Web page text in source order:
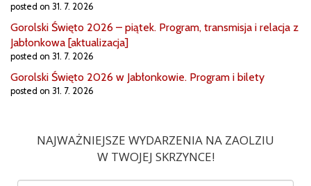
posted on 31. 7. 2026
Gorolski Święto 2026 – piątek. Program, transmisja i relacja z
Jabłonkowa [aktualizacja]
posted on 31. 7. 2026
Gorolski Święto 2026 w Jabłonkowie. Program i bilety
posted on 31. 7. 2026
NAJWAŻNIEJSZE WYDARZENIA NA ZAOLZIU
W TWOJEJ SKRZYNCE!